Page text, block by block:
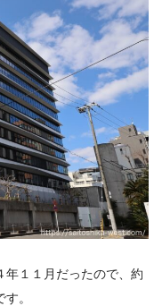
年１１月だったので、約
。